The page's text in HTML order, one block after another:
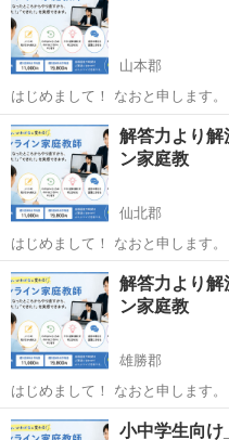
山本郡
はじめまして！ なおと申します。 元々は大手学習塾で講師をしてお
り、現在はフリーで家庭教師をしております。 「
ろからやり直す」 「わからない
ています。...
秋田 山本郡 家庭教師
解答力より解
ン家庭教
仙北郡
はじめまして！ なおと申します。 元々は大手学習塾で講師をしてお
り、現在はフリーで家庭教師をしております。 「
ろからやり直す」 「わからない
ています。...
秋田 仙北郡 家庭教師
解答力より解
ン家庭教
雄勝郡
はじめまして！ なおと申します。 元々は大手学習塾で講師をしてお
り、現在はフリーで家庭教師をしております。 「
ろからやり直す」 「わからない
秋田 雄勝郡 家庭教師
小中学生向け